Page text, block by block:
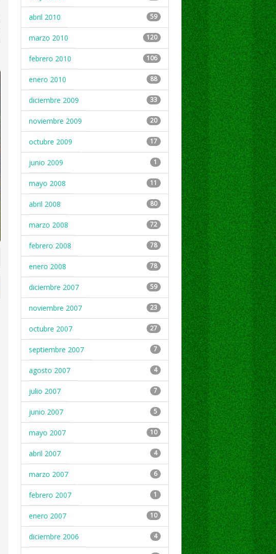
abril 2010 59
marzo 2010 120
febrero 2010 106
enero 2010 88
diciembre 2009 33
noviembre 2009 20
octubre 2009 17
junio 2009 1
mayo 2008 11
abril 2008 80
marzo 2008 72
febrero 2008 78
enero 2008 78
diciembre 2007 59
noviembre 2007 23
octubre 2007 27
septiembre 2007 7
agosto 2007 4
julio 2007 7
junio 2007 5
mayo 2007 10
abril 2007 4
marzo 2007 6
febrero 2007 1
enero 2007 10
diciembre 2006 4